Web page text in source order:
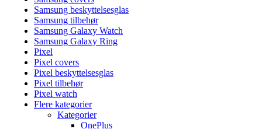
Samsung beskyttelsesglas
Samsung tilbehør
Samsung Galaxy Watch
Samsung Galaxy Ring
Pixel
Pixel covers
Pixel beskyttelsesglas
Pixel tilbehør
Pixel watch
Flere kategorier
Kategorier
OnePlus